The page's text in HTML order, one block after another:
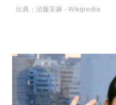
出典： 須藤茉麻 - Wikipedia